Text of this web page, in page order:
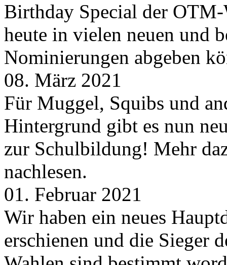
Birthday Special der
heute in vielen neuen und
Nominierungen abgeben
08. März 2021
Für Muggel, Squibs und
Hintergrund gibt es nun
zur Schulbildung! Mehr
nachlesen.
01. Februar 2021
Wir haben ein neues
erschienen und die Sieger